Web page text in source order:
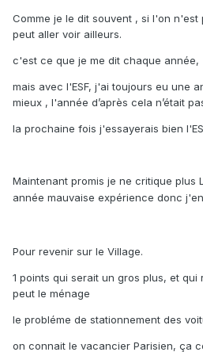
Comme je le dit souvent , si l'on
peut aller voir ailleurs.
c'est ce que je me dit chaque année,
mais avec l'ESF, j'ai toujours eu une
mieux , l'année d’après cela n’était
la prochaine fois j'essayerais bien
Maintenant promis je ne critique plus
année mauvaise expérience donc
Pour revenir sur le Village.
1 points qui serait un gros plus, et
peut le ménage
le probléme de stationnement des
on connait le vacancier Parisien, ça